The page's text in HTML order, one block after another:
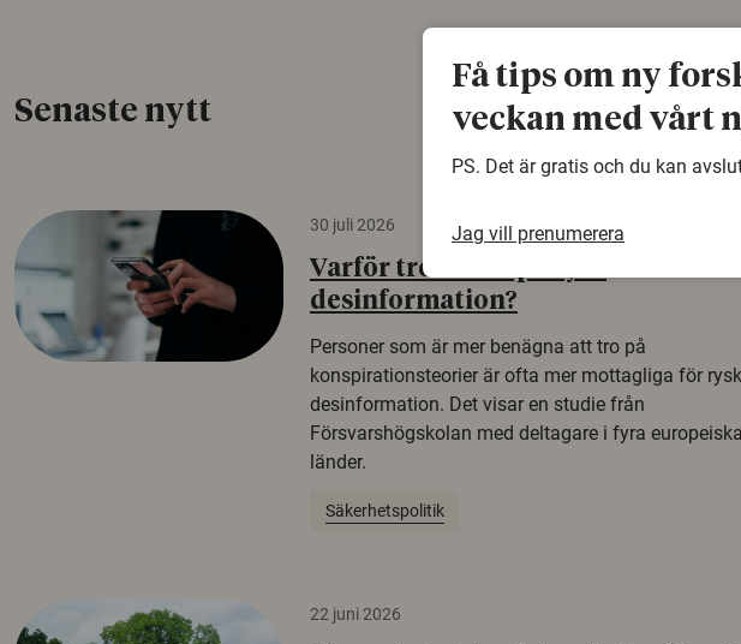
Senaste nytt
30 juli 2026
Varför tror vissa på rysk
desinformation?
Personer som är mer benägna att tro på
konspirationsteorier är ofta mer mottagliga för rysk
desinformation. Det visar en studie från
Försvarshögskolan med deltagare i fyra europeiska
länder.
Säkerhetspolitik
22 juni 2026
Få tips om ny
veckan med vårt
PS. Det är gratis och du kan
Jag vill prenumerera